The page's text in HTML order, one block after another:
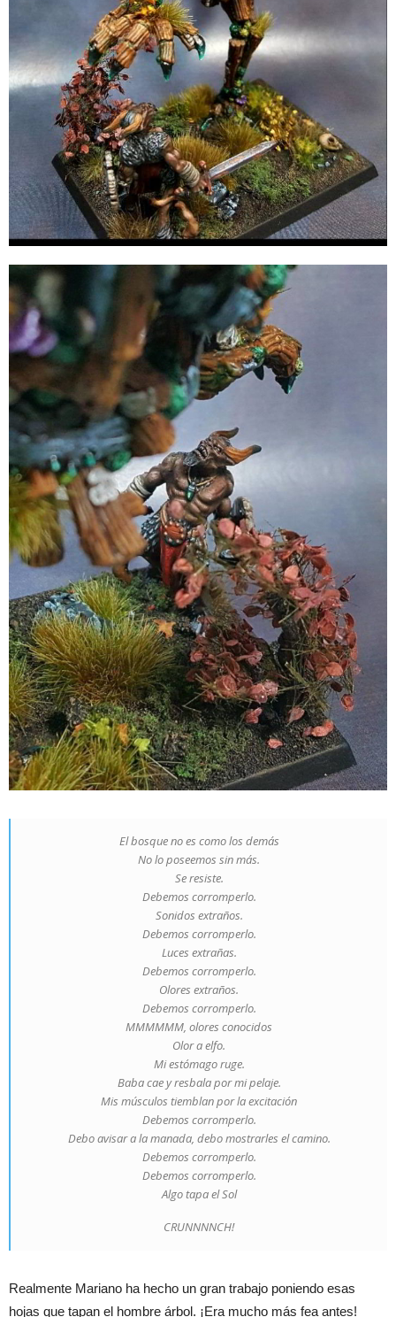
El bosque no es como los demás
No lo poseemos sin más.
Se resiste.
Debemos corromperlo.
Sonidos extraños.
Debemos corromperlo.
Luces extrañas.
Debemos corromperlo.
Olores extraños.
Debemos corromperlo.
MMMMMM, olores conocidos
Olor a elfo.
Mi estómago ruge.
Baba cae y resbala por mi pelaje.
Mis músculos tiemblan por la excitación
Debemos corromperlo.
Debo avisar a la manada, debo mostrarles el camino.
Debemos corromperlo.
Debemos corromperlo.
Algo tapa el Sol
CRUNNNNCH!
Realmente Mariano ha hecho un gran trabajo poniendo esas
hojas que tapan el hombre árbol. ¡Era mucho más fea antes!